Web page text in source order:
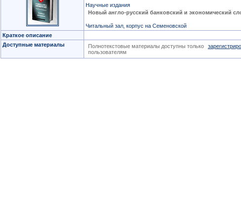
Научные издания
Новый англо-русский банковский и экономический
Читальный зал, корпус на Семеновской
Краткое описание
Доступные материалы
Полнотекстовые материалы доступны только
пользователям